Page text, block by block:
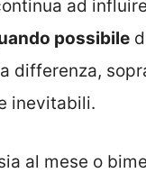
ad
possibile
differenza,
inevitabili.
al mese o